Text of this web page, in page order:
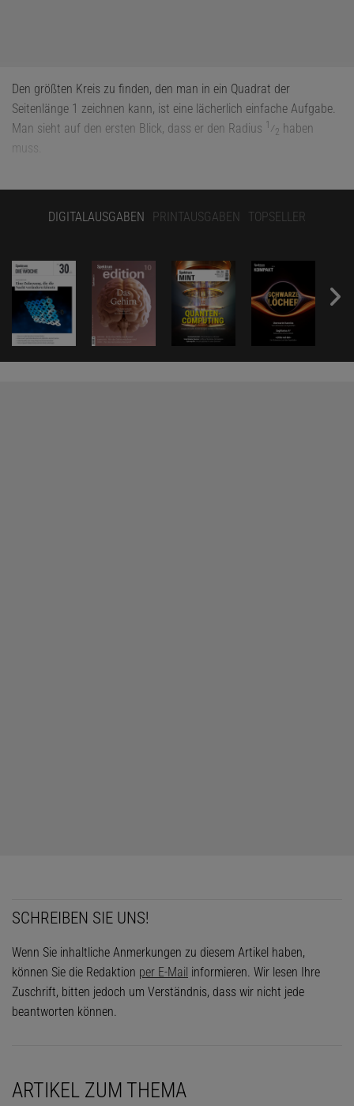
Den größten Kreis zu finden, den man in ein Quadrat der
Seitenlänge 1 zeichnen kann, ist eine lächerlich einfache Aufgabe.
Man sieht auf den ersten Blick, dass er den Radius 1 ⁄2 haben
muss.
DIGITALAUSGABEN PRINTAUSGABEN TOPSELLER
SCHREIBEN SIE UNS!
Wenn Sie inhaltliche Anmerkungen zu diesem Artikel haben,
können Sie die Redaktion per E-Mail informieren. Wir lesen Ihre
Zuschrift, bitten jedoch um Verständnis, dass wir nicht jede
beantworten können.
ARTIKEL ZUM THEMA